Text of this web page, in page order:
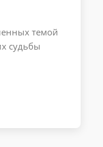
темой
судьбы